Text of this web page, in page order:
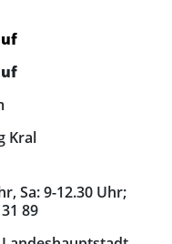
Kral
Sa: 9-12.30 Uhr;
89